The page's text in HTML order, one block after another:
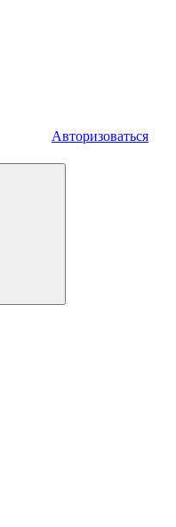
Авторизоваться